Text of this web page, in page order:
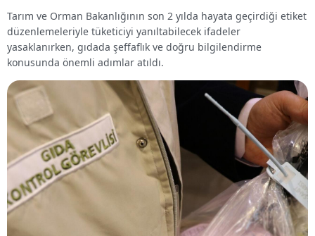
Tarım ve Orman Bakanlığının son 2 yılda hayata geçirdiği etiket
düzenlemeleriyle tüketiciyi yanıltabilecek ifadeler
yasaklanırken, gıdada şeffaflık ve doğru bilgilendirme
konusunda önemli adımlar atıldı.